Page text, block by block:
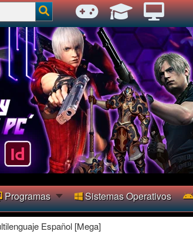
Programas Sistemas Operativos
Español [Mega]